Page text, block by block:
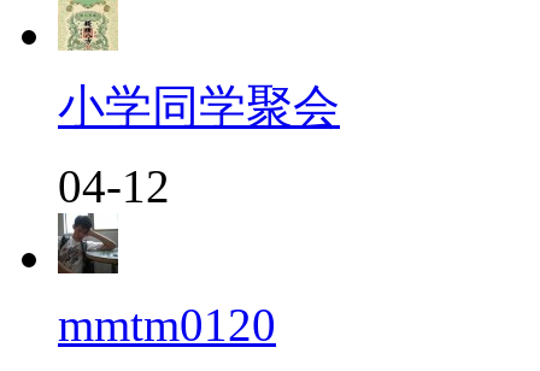
小学同学聚会
04-12
mmtm0120